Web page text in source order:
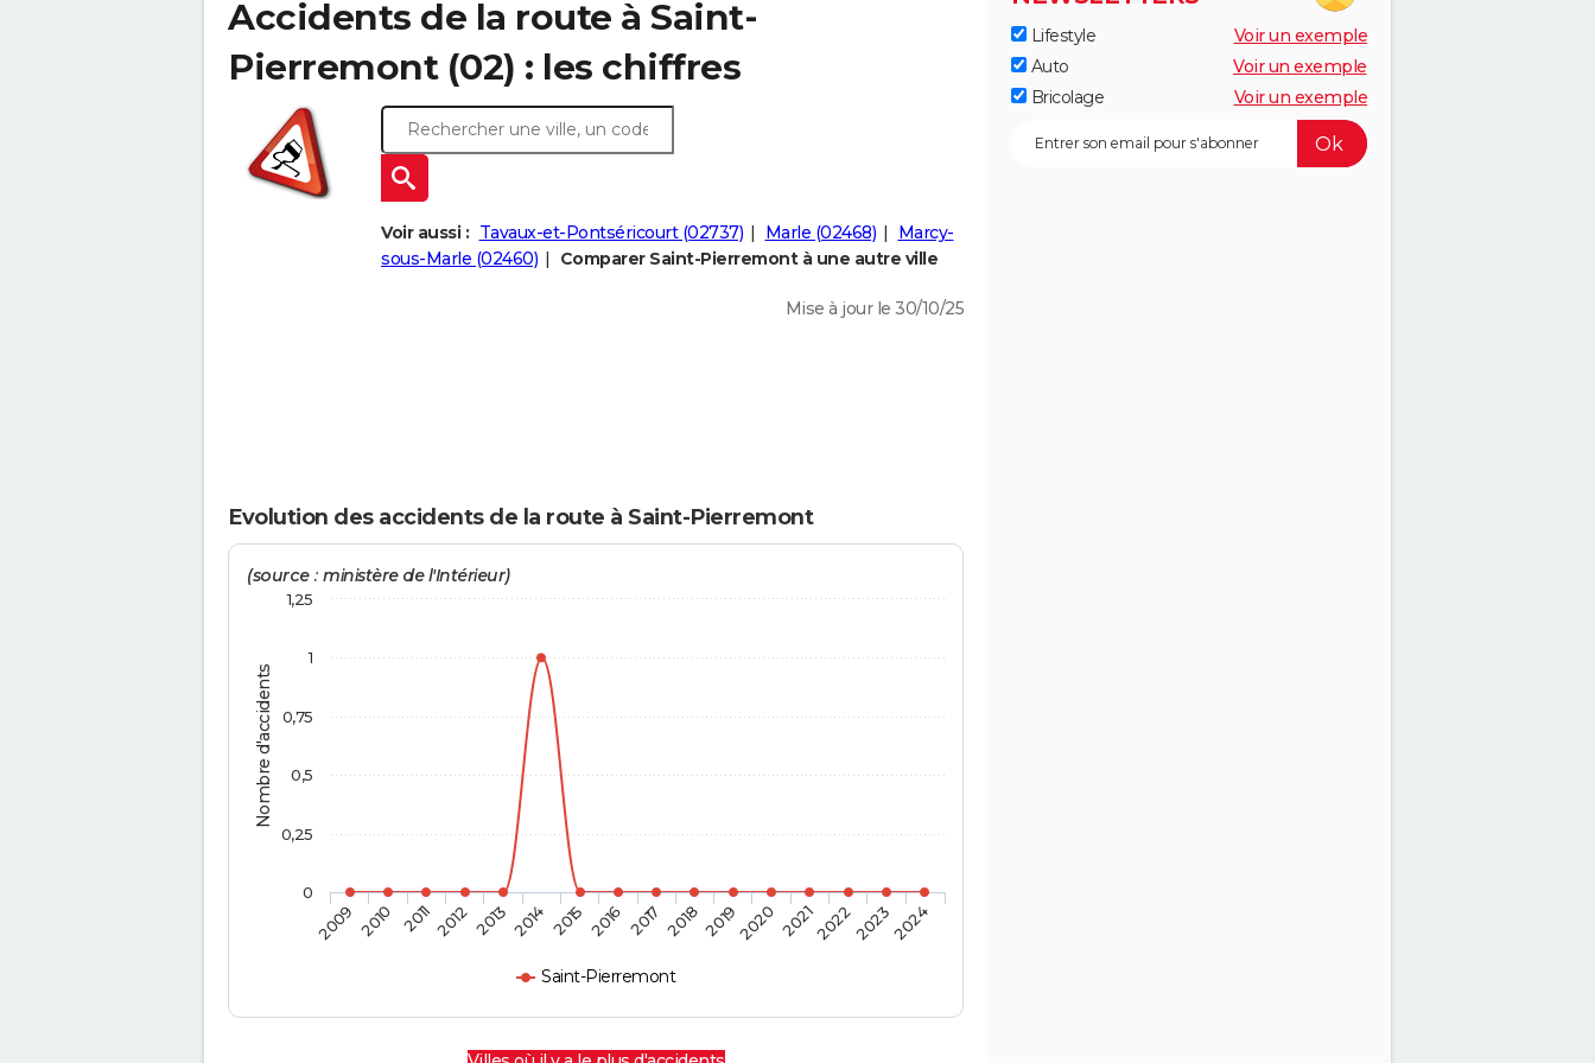
Accidents de la route à Saint-
Pierremont (02) : les chiffres
Voir aussi : Tavaux-et-Pontséricourt (02737) Marle (02468)
Marcy-
sous-Marle (02460)
Comparer Saint-Pierremont à une autre ville
Mise à jour le 30/10/25
Evolution des accidents de la route à Saint-Pierremont
Nombre d'accidents
(source : ministère de l'Intérieur)
Saint-Pierremont
2009 2010 20112012 2013 2014 2015 2016 2017 201820192020 2021202220232024
0
0,25
0,5
0,75
1
1,25
Lifestyle
Voir un exemple
Auto
Voir un exemple
Bricolage
Voir un exemple